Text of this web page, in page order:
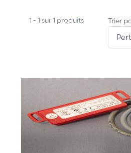
1 - 1 sur 1 produits Trier